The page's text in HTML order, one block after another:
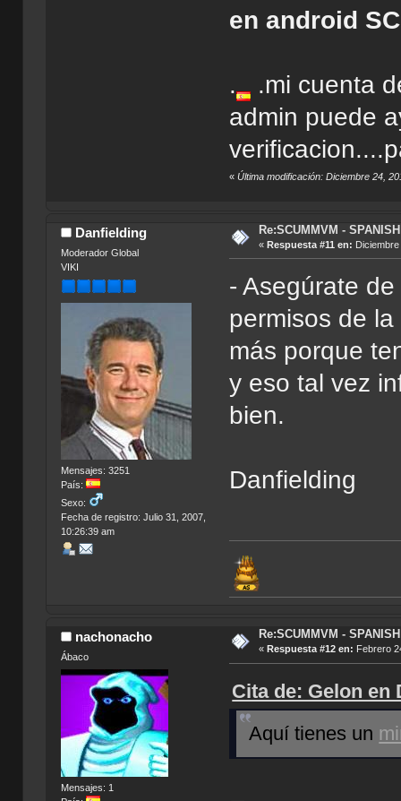
en android
.
.mi cuenta
admin puede
«Última modificación: Diciembre 24,
Danfielding
Moderador Global
VIKI
Mensajes: 3251
País:
Sexo:
Fecha de registro: Julio 31, 2007,
10:26:39 am
Re:SCUMMVM -
« Respuesta #11 en:
- Asegúrate
permisos de
más porque
y eso tal vez
bien.
Danfielding
nachonacho
Ábaco
Mensajes: 1
Re:SCUMMVM -
« Respuesta #12 en: Febrero
Cita de: Gelon en
Aquí tienes un